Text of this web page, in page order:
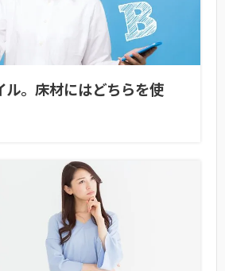
ル。床材にはどちらを使